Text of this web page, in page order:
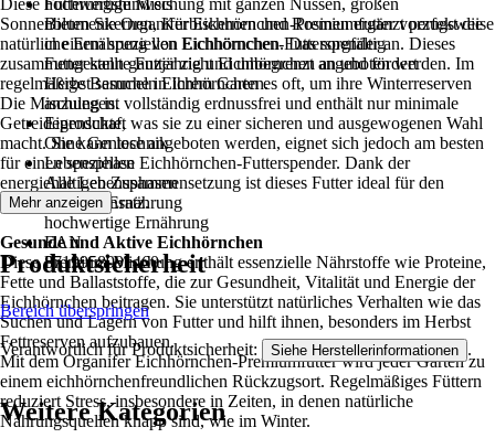
Fütterungshinweis
Bieten Sie Organifer Eichhörnchen-Premiumfutter vorzugsweise
in einem speziellen Eichhörnchen-Futterspender an. Dieses
Futter kann ganzjährig und unbegrenzt angeboten werden. Im
Herbst sammeln Eichhörnchen es oft, um ihre Winterreserven
anzulegen.
Eigenschaft
Ohne Gentechnik
Lebensphase
Alle Lebensphasen
optimale Ernährung
hochwertige Ernährung
EAN
8719958991460
Diese hochwertige Mischung mit ganzen Nüssen, großen
Sonnenblumenkernen, Kürbiskernen und Rosinen ergänzt perfekt die
natürliche Ernährung von Eichhörnchen. Das sorgfältig
zusammengestellte Futter zieht Eichhörnchen an und fördert
regelmäßige Besuche in Ihrem Garten.
Die Mischung ist vollständig erdnussfrei und enthält nur minimale
Getreideprodukte, was sie zu einer sicheren und ausgewogenen Wahl
macht. Sie kann lose angeboten werden, eignet sich jedoch am besten
für einen speziellen Eichhörnchen-Futterspender. Dank der
energiehaltigen Zusammensetzung ist dieses Futter ideal für den
ganzjährigen Einsatz.
Gesunde und Aktive Eichhörnchen
Diese Premium-Mischung enthält essenzielle Nährstoffe wie Proteine,
Fette und Ballaststoffe, die zur Gesundheit, Vitalität und Energie der
Eichhörnchen beitragen. Sie unterstützt natürliches Verhalten wie das
Suchen und Lagern von Futter und hilft ihnen, besonders im Herbst
Fettreserven aufzubauen.
Mit dem Organifer Eichhörnchen-Premiumfutter wird jeder Garten zu
einem eichhörnchenfreundlichen Rückzugsort. Regelmäßiges Füttern
reduziert Stress, insbesondere in Zeiten, in denen natürliche
Nahrungsquellen knapp sind, wie im Winter.
Mehr anzeigen
Produktsicherheit
Bereich überspringen
Verantwortlich für Produktsicherheit: Siehe Herstellerinformationen .
Weitere Kategorien